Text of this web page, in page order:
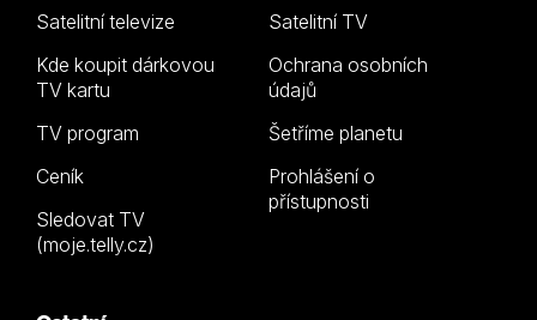
Satelitní televize
Kde koupit dárkovou
TV kartu
TV program
Ceník
Sledovat TV
(moje.telly.cz)
Satelitní TV
Ochrana osobních
údajů
Šetříme planetu
Prohlášení o
přístupnosti